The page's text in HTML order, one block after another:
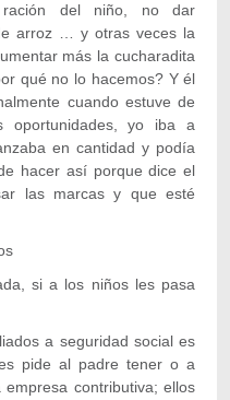
del niño, no dar
arroz … y otras veces la
más la cucharadita
qué no lo hacemos? Y él
cuando estuve de
oportunidades, yo iba a
en cantidad y podía
hacer así porque dice el
las marcas y que esté
si a los niños les pasa
a seguridad social es
pide al padre tener o a
contributiva; ellos